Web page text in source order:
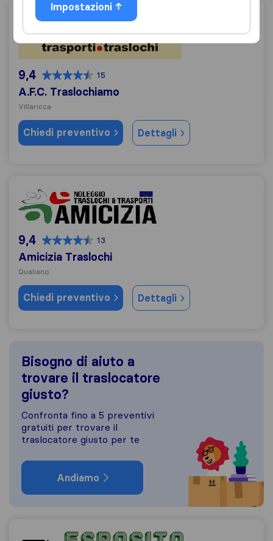
A.F.C. Traslochiamo
9,4 15
A.F.C. Traslochiamo
Villaricca
Chiedi preventivo Dettagli
Amicizia Traslochi
9,4 13
Amicizia Traslochi
Qualiano
Chiedi preventivo Dettagli
Bisogno di aiuto a
trovare il traslocatore
giusto?
Confronta fino a 5 preventivi
gratuiti per trovare il
traslocatore giusto per te
Andiamo
Esposito Traslochi E Trasporti
Impostazioni